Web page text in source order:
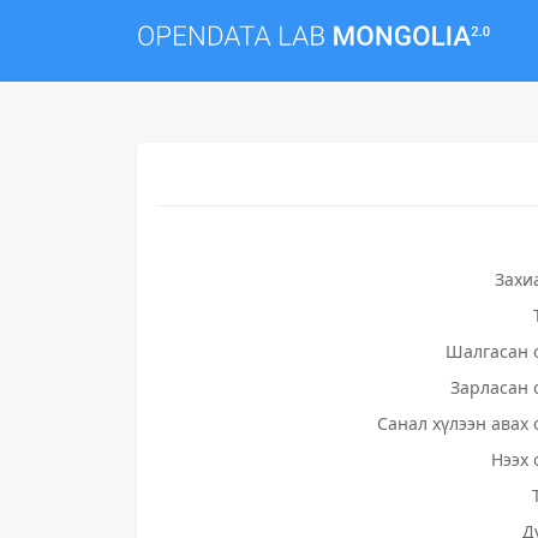
Шалгасан
Зарласан
Санал хүлээн авах
Нээх